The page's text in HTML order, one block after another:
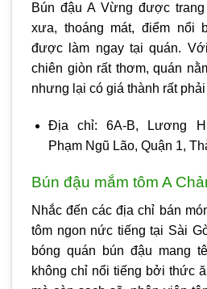
Bún đậu A Vừng được
xưa, thoáng mát, điểm nổi
được làm ngay tại quán.
chiên giòn rất thơm, quán
nhưng lại có giá thành rất
Địa chỉ: 6A-B, Lương
Phạm Ngũ Lão, Quận 1,
Bún đậu mắm tôm A
Nhắc đến các địa chỉ bán
tôm ngon nức tiếng tại Sài
bóng quán bún đậu mang
không chỉ nổi tiếng bởi thức